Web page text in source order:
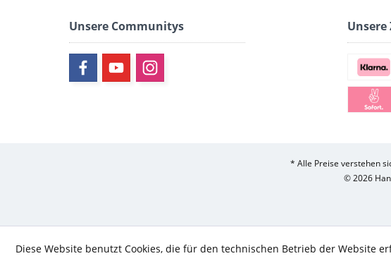
Unsere Communitys
* Alle Preise verstehen
© 2026
Diese Website benutzt Cookies, die für den technischen Betrieb der Website